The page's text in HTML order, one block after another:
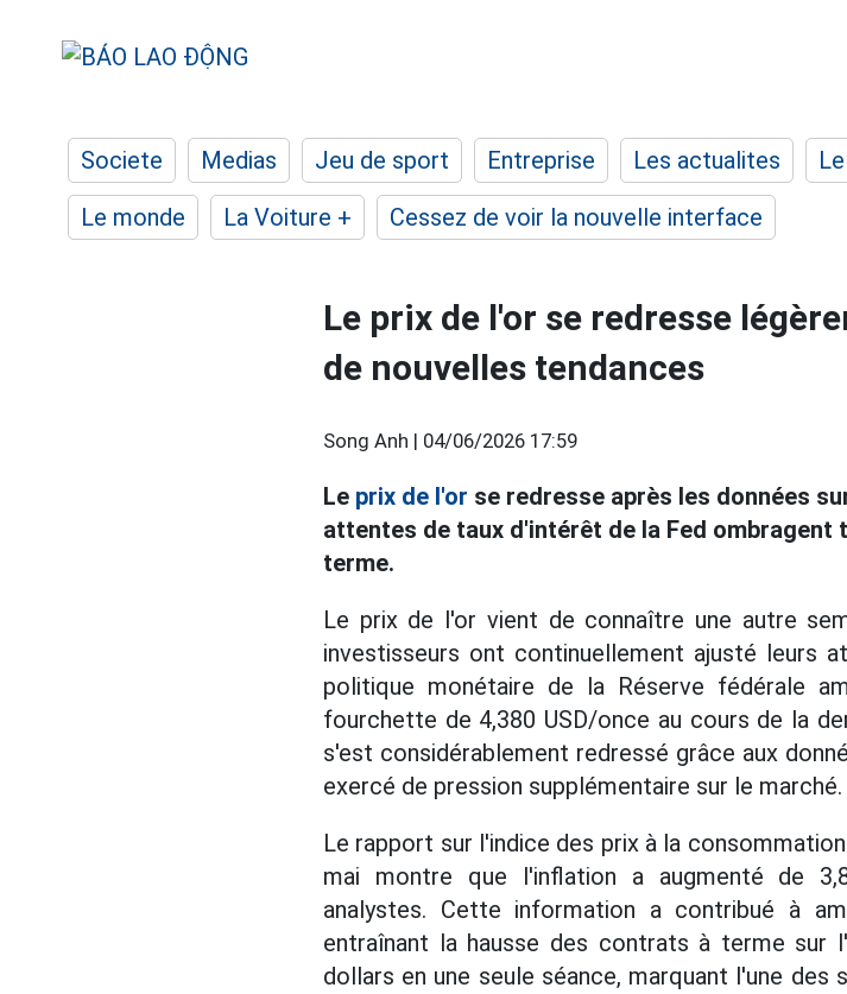
Societe Medias Jeu de sport Entreprise Les actualites
Le monde
La Voiture + Cessez de voir la nouvelle interface
Le prix de l'or se redresse
de nouvelles tendances
Song Anh | 04/06/2026 17:59
Le prix de l'or se redresse après les données
attentes de taux d'intérêt de la Fed
terme.
Le prix de l'or vient de connaître une autre
investisseurs ont continuellement ajusté leurs
politique monétaire de la Réserve fédérale
fourchette de 4,380 USD/once au cours de la
s'est considérablement redressé grâce aux
exercé de pression supplémentaire sur le marché.
Le rapport sur l'indice des prix à la
mai montre que l'inflation a augmenté de
analystes. Cette information a contribué à
entraînant la hausse des contrats à terme sur
dollars en une seule séance, marquant l'une